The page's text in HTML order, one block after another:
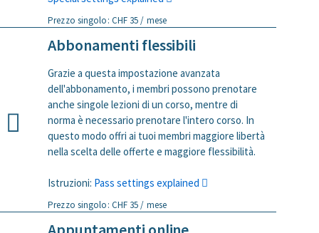
Prezzo singolo: CHF 35 / mese
Abbonamenti flessibili
Grazie a questa impostazione avanzata
dell'abbonamento, i membri possono prenotare
anche singole lezioni di un corso, mentre di
norma è necessario prenotare l'intero corso. In
questo modo offri ai tuoi membri maggiore libertà
nella scelta delle offerte e maggiore flessibilità.
Istruzioni: Pass settings explained
Prezzo singolo: CHF 35 / mese